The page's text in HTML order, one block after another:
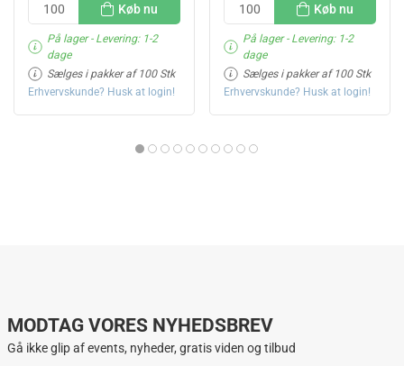
Køb nu
På lager- Levering: 1-2
dage
Sælges i pakker af 100 Stk
Erhvervskunde? Husk at login!
Køb nu
På lager- Levering: 1-2
dage
Sælges i pakker af 100 Stk
Erhvervskunde? Husk at login!
MODTAG VORES NYHEDSBREV
Gå ikke glip af events, nyheder, gratis viden og tilbud